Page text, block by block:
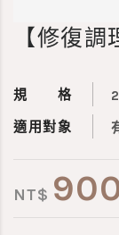
【修復
規 格
適用對象
NT$